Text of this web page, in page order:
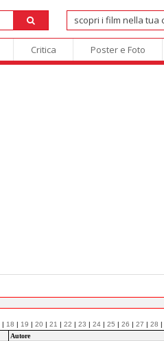
Critica Poster e Foto
| 18 | 19 | 20 | 21 | 22 | 23 | 24 | 25 | 26 | 27 | 28 |
Autore